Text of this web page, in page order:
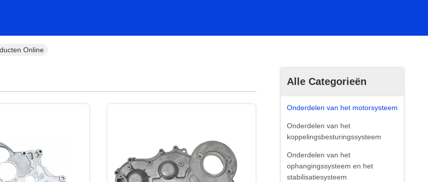
Online
Alle Categorieën
Onderdelen van het motorsysteem
Onderdelen van het
koppelingsbesturingssysteem
Onderdelen van het
ophangingssysteem en het
stabilisatiesysteem